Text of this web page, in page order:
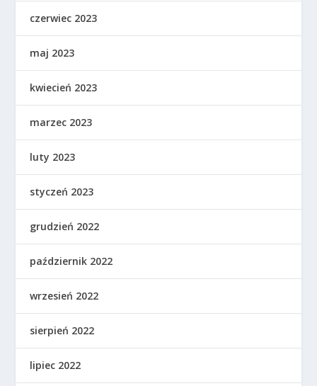
czerwiec 2023
maj 2023
kwiecień 2023
marzec 2023
luty 2023
styczeń 2023
grudzień 2022
październik 2022
wrzesień 2022
sierpień 2022
lipiec 2022